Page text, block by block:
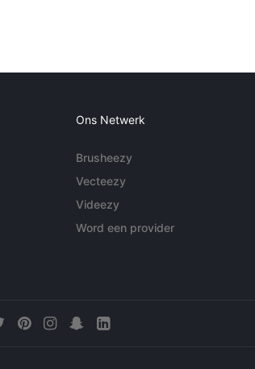
Ons Netwerk
Brusheezy
Vecteezy
Videezy
Word een provider